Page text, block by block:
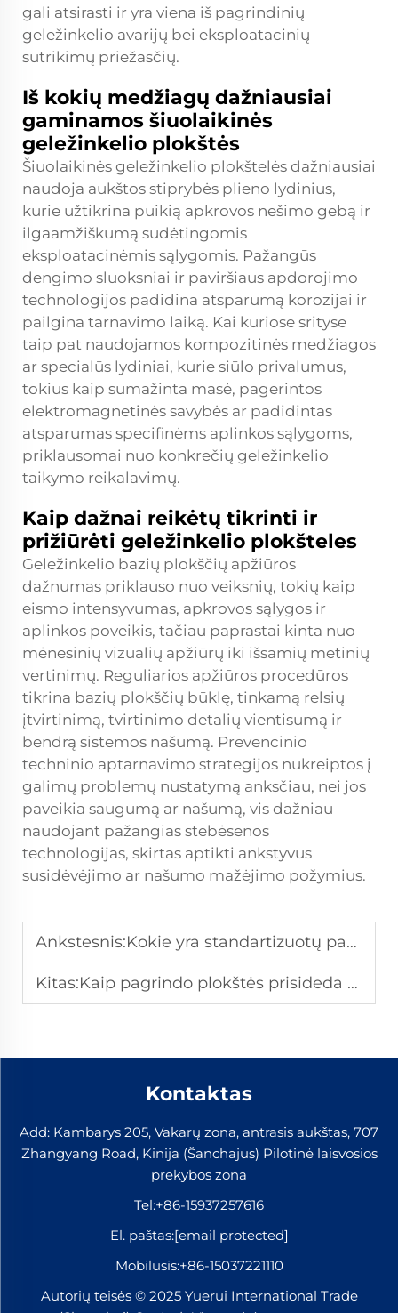
gali atsirasti ir yra viena iš pagrindinių
geležinkelio avarijų bei eksploatacinių
sutrikimų priežasčių.
Iš kokių medžiagų dažniausiai
gaminamos šiuolaikinės
geležinkelio plokštės
Šiuolaikinės geležinkelio plokštelės dažniausiai
naudoja aukštos stiprybės plieno lydinius,
kurie užtikrina puikią apkrovos nešimo gebą ir
ilgaamžiškumą sudėtingomis
eksploatacinėmis sąlygomis. Pažangūs
dengimo sluoksniai ir paviršiaus apdorojimo
technologijos padidina atsparumą korozijai ir
pailgina tarnavimo laiką. Kai kuriose srityse
taip pat naudojamos kompozitinės medžiagos
ar specialūs lydiniai, kurie siūlo privalumus,
tokius kaip sumažinta masė, pagerintos
elektromagnetinės savybės ar padidintas
atsparumas specifinėms aplinkos sąlygoms,
priklausomai nuo konkrečių geležinkelio
taikymo reikalavimų.
Kaip dažnai reikėtų tikrinti ir
prižiūrėti geležinkelio plokšteles
Geležinkelio bazių plokščių apžiūros
dažnumas priklauso nuo veiksnių, tokių kaip
eismo intensyvumas, apkrovos sąlygos ir
aplinkos poveikis, tačiau paprastai kinta nuo
mėnesinių vizualių apžiūrų iki išsamių metinių
vertinimų. Reguliarios apžiūros procedūros
tikrina bazių plokščių būklę, tinkamą relsių
įtvirtinimą, tvirtinimo detalių vientisumą ir
bendrą sistemos našumą. Prevencinio
techninio aptarnavimo strategijos nukreiptos į
galimų problemų nustatymą anksčiau, nei jos
paveikia saugumą ar našumą, vis dažniau
naudojant pažangias stebėsenos
technologijas, skirtas aptikti ankstyvus
susidėvėjimo ar našumo mažėjimo požymius.
Ankstesnis:Kokie yra standartizuotų pagrindo plokščių naudojimo privalumai dideliuose projektuose?
Kitas:Kaip pagrindo plokštės prisideda prie efektyvaus geležinkelio sankryžos montavimo?
Kontaktas
Add: Kambarys 205, Vakarų zona, antrasis aukštas, 707
Zhangyang Road, Kinija (Šanchajus) Pilotinė laisvosios
prekybos zona
Tel:+86-15937257616
El. paštas:[email protected]
Mobilusis:+86-15037221110
Autorių teisės © 2025 Yuerui International Trade